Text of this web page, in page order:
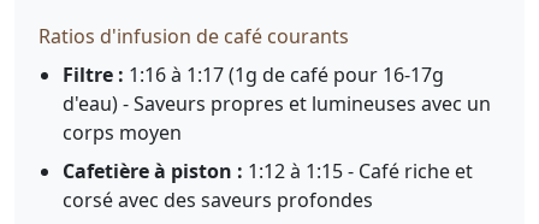
Ratios d'infusion de café courants
Filtre : 1:16 à 1:17 (1g de café pour 16-17g
d'eau) - Saveurs propres et lumineuses avec un
corps moyen
Cafetière à piston : 1:12 à 1:15 - Café riche et
corsé avec des saveurs profondes